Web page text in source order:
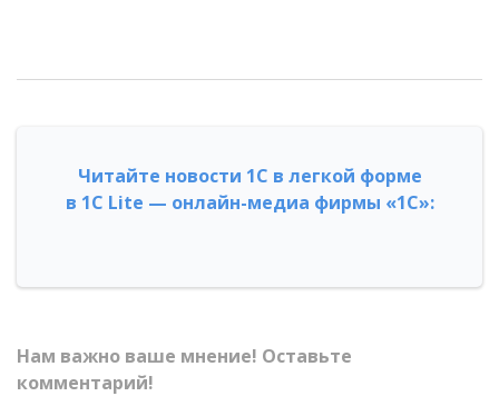
Читайте новости 1С в легкой форме
в 1С Lite — онлайн-медиа фирмы «1С»:
Нам важно ваше мнение! Оставьте
комментарий!